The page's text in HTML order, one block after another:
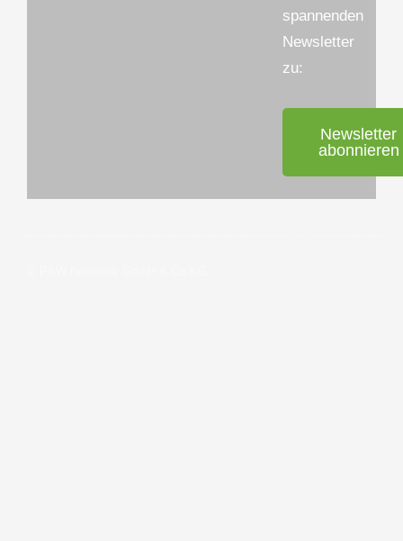
spannenden
Newsletter
zu:
Newsletter
abonnieren